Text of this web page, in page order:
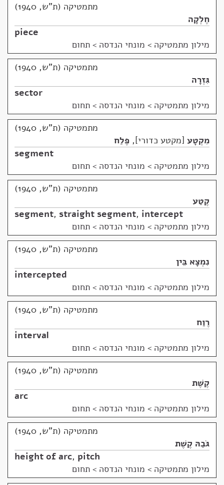
מתמטיקה (ת"ש, 1940)
חֶלְקָה
piece
מילון מתמטיקה > מונחי הנדסה > תחום
מתמטיקה (ת"ש, 1940)
גִּזְרָה
sector
מילון מתמטיקה > מונחי הנדסה > תחום
מתמטיקה (ת"ש, 1940)
מִקְטָע מקטע כדורי , פֶּלַח
segment
מילון מתמטיקה > מונחי הנדסה > תחום
מתמטיקה (ת"ש, 1940)
קֶטַע
segment, straight segment, intercept
מילון מתמטיקה > מונחי הנדסה > תחום
מתמטיקה (ת"ש, 1940)
נִמְצָא בֵּין
intercepted
מילון מתמטיקה > מונחי הנדסה > תחום
מתמטיקה (ת"ש, 1940)
רֶוַח
interval
מילון מתמטיקה > מונחי הנדסה > תחום
מתמטיקה (ת"ש, 1940)
קֶשֶׁת
arc
מילון מתמטיקה > מונחי הנדסה > תחום
מתמטיקה (ת"ש, 1940)
גֹּבַהּ קֶשֶׁת
height of arc, pitch
מילון מתמטיקה > מונחי הנדסה > תחום